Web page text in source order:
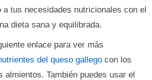
a tus necesidades nutricionales con el
dieta sana y equilibrada.
enlace para ver más
del queso gallego con los
almientos. También puedes usar el